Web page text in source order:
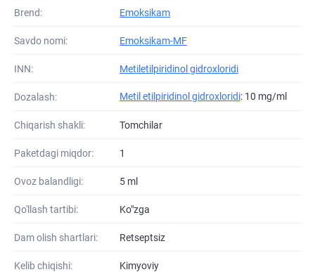
Brend: Emoksikam
Savdo nomi: Emoksikam-MF
INN: Metiletilpiridinol gidroxloridi
Dozalash: Metil etilpiridinol gidroxloridi: 10 mg/ml
Chiqarish shakli: Tomchilar
Paketdagi miqdor: 1
Ovoz balandligi: 5 ml
Qo'llash tartibi: Ko"zga
Dam olish shartlari: Retseptsiz
Kelib chiqishi: Kimyoviy